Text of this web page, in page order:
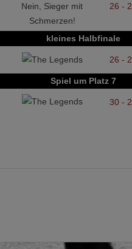
26 -
kleines Halbfinale
26 -
Spiel um Platz 7
30 -